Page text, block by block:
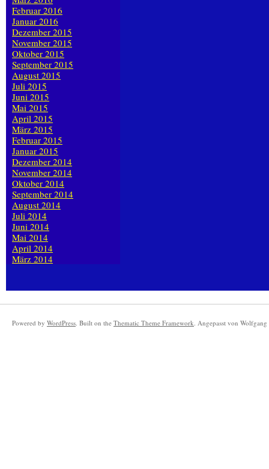
Februar 2016
Januar 2016
Dezember 2015
November 2015
Oktober 2015
September 2015
August 2015
Juli 2015
Juni 2015
Mai 2015
April 2015
März 2015
Februar 2015
Januar 2015
Dezember 2014
November 2014
Oktober 2014
September 2014
August 2014
Juli 2014
Juni 2014
Mai 2014
April 2014
März 2014
Powered by WordPress. Built on the Thematic Theme Framework. Angepasst von